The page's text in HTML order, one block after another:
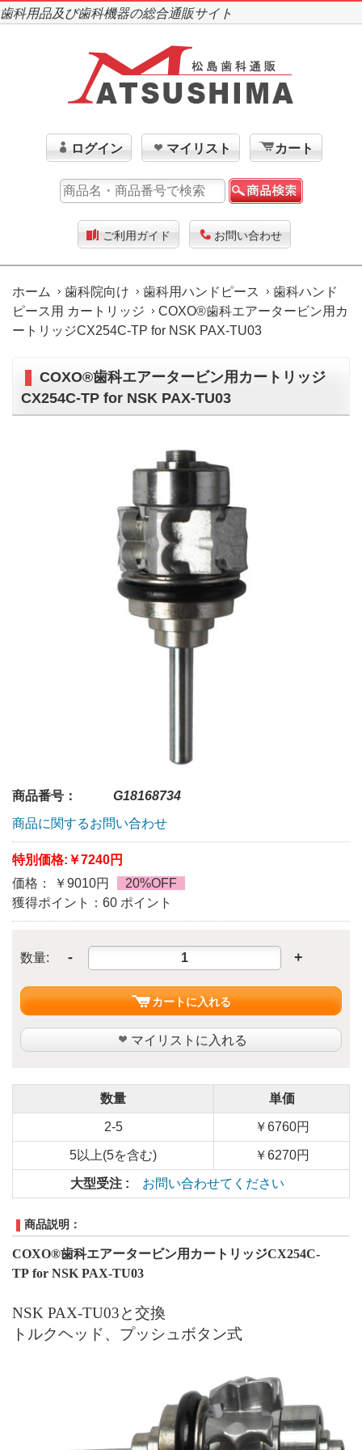
歯科用品及び歯科機器の総合通販サイト
ログイン マイリスト カート
ご利用ガイド お問い合わせ
ホーム 歯科院向け 歯科用ハンドピース
歯科ハンド
ピース用 カートリッジ
COXO®歯科エアータービン用カ
ートリッジCX254C-TP for NSK PAX-TU03
COXO®歯科エアータービン用カートリッジ
CX254C-TP for NSK PAX-TU03
商品番号：
G18168734
商品に関するお問い合わせ
特別価格: ￥7240円
価格： ￥9010円
20%OFF
獲得ポイント：60 ポイント
数量: - +
カートに入れる
マイリストに入れる
数量 単価
2-5 ￥6760円
5以上(5を含む) ￥6270円
大型受注 : お問い合わせてください
商品説明：
COXO®歯科エアータービン用カートリッジCX254C-
TP for NSK PAX-TU03
NSK PAX-TU03と交換
トルクヘッド、プッシュボタン式